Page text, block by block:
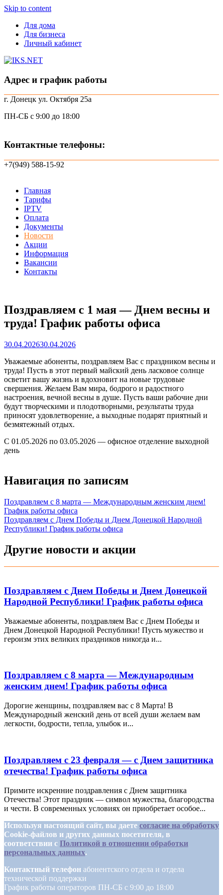
Skip to content
Для дома
Для бизнеса
Личный кабинет
Адрес и график работы
г. Донецк ул. Октября 25а
ПН-СБ с 9:00 до 18:00
Контактные телефоны:
+7(949) 588-15-92
Главная
Тарифы
IPTV
Оплата
Документы
Новости
Акции
Информация
Вакансии
Контакты
Поздравляем с 1 мая — Днем весны и
труда! График работы офиса
30.04.202630.04.2026
Уважаемые абоненты, поздравляем Вас с праздником весны и
труда! Пусть в этот первый майский день ласковое солнце
осветит вашу жизнь и вдохновит на новые трудовые
свершения. Желаем Вам мира, бодрого и радостного
настроения, вечной весны в душе. Пусть ваши рабочие дни
будут творческими и плодотворными, результаты труда
приносят удовлетворение, а выходные подарят приятный и
безмятежный отдых.
С 01.05.2026 по 03.05.2026 — офисное отделение выходной
день
Навигация по записям
Поздравляем с 8 марта — Международным женским днем!
График работы офиса
Поздравляем с Днем Победы и Днем Донецкой Народной
Республики! График работы офиса
Другие новости и акции
Поздравляем с Днем Победы и Днем Донецкой
Народной Республики! График работы офиса
Уважаемые абоненты, поздравляем Вас с Днем Победы и
Днем Донецкой Народной Республики! Пусть мужество и
героизм этих великих праздников никогда и...
Поздравляем с 8 марта — Международным
женским днем! График работы офиса
Дорогие женщины, поздравляем вас с 8 Марта! В
Международный женский день от всей души желаем вам
легкости, бодрости, тепла, улыбок и...
Поздравляем с 23 февраля — с Днем защитника
отечества! График работы офиса
Примите искренние поздравления с Днем защитника
Отечества! Этот праздник — символ мужества, благородства
и чести. В современных условиях он приобретает особое...
Используя настоящий сайт, вы даете согласие на обработку
Cookie-файлов и других данных посетителя, в
соответствии с Политикой в отношении обработки
персональных данных.
Контактный телефон абонентского отдела и отдела
технической поддержки
График работы операторов ПН-СБ с 9:00 до 18:00